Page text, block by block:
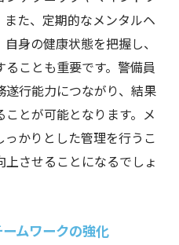
た、定期的なメンタルヘ
身の健康状態を把握し、
ことも重要です。警備員
行能力につながり、結果
とが可能となります。メ
かりとした管理を行うこ
させることになるでしょ
ムワークの強化